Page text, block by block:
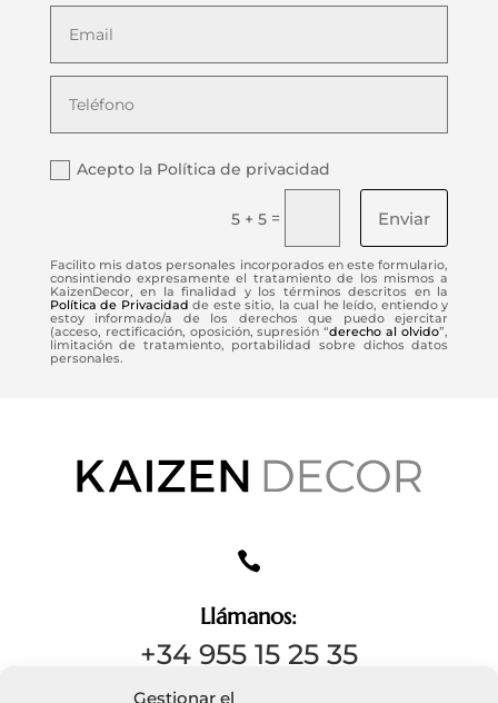
Gestionar el
Acepto la Política de privacidad
5 + 5 = Enviar
Facilito mis datos personales incorporados en este formulario,
consintiendo expresamente el tratamiento de los mismos a
KaizenDecor, en la finalidad y los términos descritos en la
Política de Privacidad de este sitio, la cual he leído, entiendo y
estoy informado/a de los derechos que puedo ejercitar
(acceso, rectificación, oposición, supresión “derecho al olvido”,
limitación de tratamiento, portabilidad sobre dichos datos
personales.

Llámanos:
+34 955 15 25 35